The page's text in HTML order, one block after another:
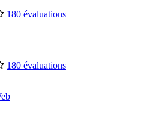
180 évaluations
180 évaluations